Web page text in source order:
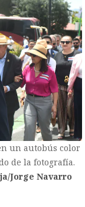
un autobús color
de la fotografía.
Jorge Navarro